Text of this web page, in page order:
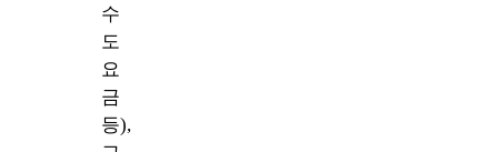
수
도
요
금
등),